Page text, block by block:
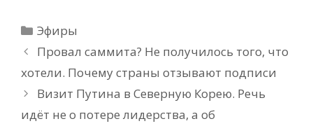
Рубрики
Эфиры
Провал саммита? Не получилось того, что
хотели. Почему страны отзывают подписи
Визит Путина в Северную Корею. Речь
идёт не о потере лидерства, а об